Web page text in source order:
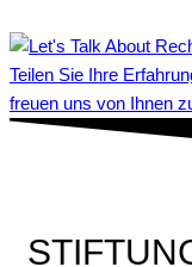
Teilen Sie Ihre
freuen uns von Ihnen